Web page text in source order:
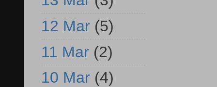
12 Mar (5)
11 Mar (2)
10 Mar (4)